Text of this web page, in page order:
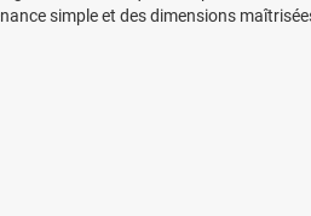
simple et des dimensions